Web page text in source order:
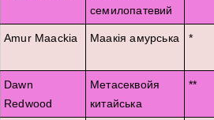
семилопатевий
Amur Maackia Маакія амурська *
Dawn
Redwood
Метасеквойя
китайська
**